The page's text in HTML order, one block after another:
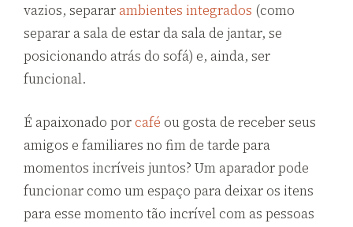
vazios, separar ambientes integrados (como
separar a sala de estar da sala de jantar, se
posicionando atrás do sofá) e, ainda, ser
funcional.
É apaixonado porcafé ou gosta de receber seus
amigos e familiares no fim de tarde para
momentos incríveis juntos? Um aparador pode
funcionar como um espaço para deixar os itens
para esse momento tão incrível com as pessoas